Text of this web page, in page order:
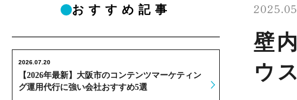
壁
ウ
おすすめ記事
【2026年最新】大阪市のコンテンツマーケティン
グ運用代行に強い会社おすすめ5選
2026.07.20